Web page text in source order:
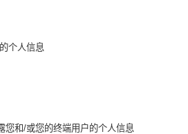
个人信息
您和/或您的终端用户的个人信息